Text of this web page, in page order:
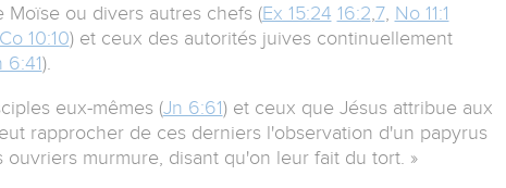
ou divers autres chefs (Ex 15:24 16:2 7, No 11:1
10:10) et ceux des autorités juives continuellement
6:41).
eux-mêmes (Jn 6:61) et ceux que Jésus attribue aux
rapprocher de ces derniers l'observation d'un papyrus
ouvriers murmure, disant qu'on leur fait du tort. »